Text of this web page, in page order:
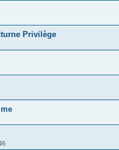
Privilège